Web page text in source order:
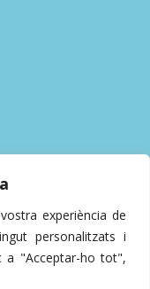
experiència de
personalitzats i
a "Acceptar-ho tot",